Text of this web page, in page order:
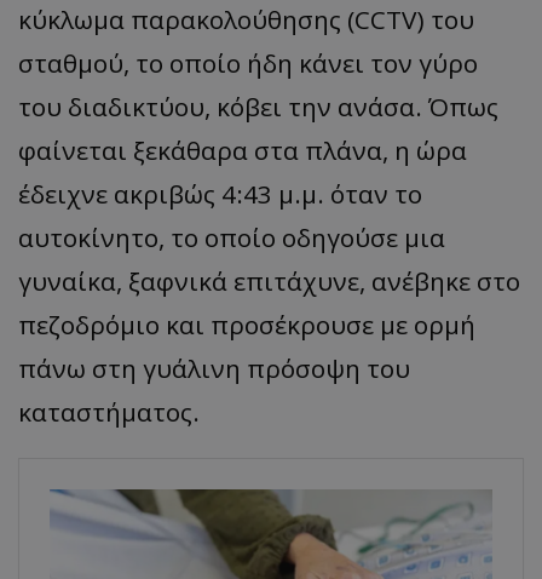
κύκλωμα παρακολούθησης (CCTV) του
σταθμού, το οποίο ήδη κάνει τον γύρο
του διαδικτύου, κόβει την ανάσα. Όπως
φαίνεται ξεκάθαρα στα πλάνα, η ώρα
έδειχνε ακριβώς 4:43 μ.μ. όταν το
αυτοκίνητο, το οποίο οδηγούσε μια
γυναίκα, ξαφνικά επιτάχυνε, ανέβηκε στο
πεζοδρόμιο και προσέκρουσε με ορμή
πάνω στη γυάλινη πρόσοψη του
καταστήματος.